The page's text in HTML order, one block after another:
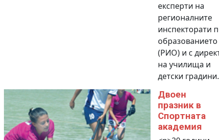
експерти на
регионалните
инспекторати
образованието
(РИО) и с
на училища и
детски
Двоен
празник в
Спортната
академия